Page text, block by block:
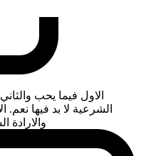
الاول فيما يحب
الشرعية لا بد فيها نعم.
والارادة